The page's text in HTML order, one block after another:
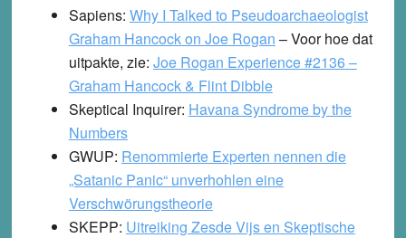
Sapiens: Why I Talked to Pseudoarchaeologist
Graham Hancock on Joe Rogan – Voor hoe dat
uitpakte, zie: Joe Rogan Experience #2136–
Graham Hancock & Flint Dibble
Skeptical Inquirer: Havana Syndrome by the
Numbers
GWUP: Renommierte Experten nennen die
„Satanic Panic“ unverhohlen eine
Verschwörungstheorie
SKEPP: Uitreiking Zesde Vijs en Skeptische